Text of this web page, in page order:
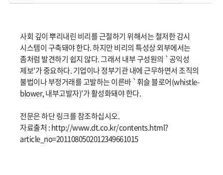
사회 깊이 뿌리내린 비리를 근절하기 위해서는 철저한 감시
시스템이 구축돼야 한다. 하지만 비리의 특성상 외부에서는
좀처럼 발견하기 쉽지 않다. 그래서 내부 구성원의 `공익성
제보'가 중요하다. 기업이나 정부기관 내에 근무하면서 조직의
불법이나 부정거래를 고발하는 이른바 `휘슬 블로어(whistle-
blower, 내부고발자)'가 활성화돼야 한다.
전문은 하단 링크를 참조하십시오.
자료출처 :http://www.dt.co.kr/contents.html?
article_no=2011080502012349661015